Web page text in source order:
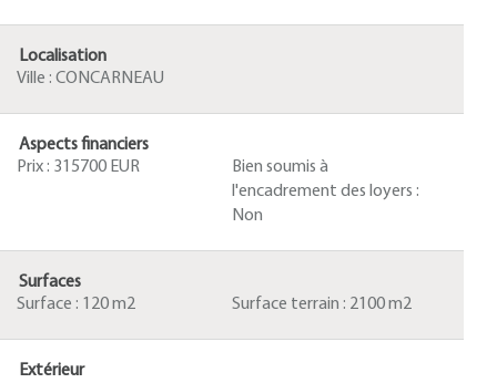
Localisation
Ville : CONCARNEAU
Aspects financiers
Prix : 315700 EUR
Bien soumis à
l'encadrement des loyers :
Non
Surfaces
Surface : 120 m2 Surface terrain : 2100 m2
Extérieur